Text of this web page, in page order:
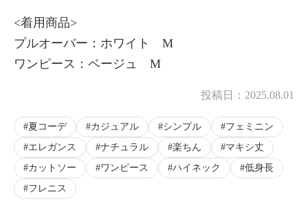
<着用商品>
プルオーバー：ホワイト M
ワンピース：ベージュ M
投稿日： 2025.08.01
夏コーデ カジュアル シンプル
フェミニン
エレガンス
ナチュラル 楽ちん
マキシ丈
カットソー
ワンピース ハイネック
低身長
フレニス